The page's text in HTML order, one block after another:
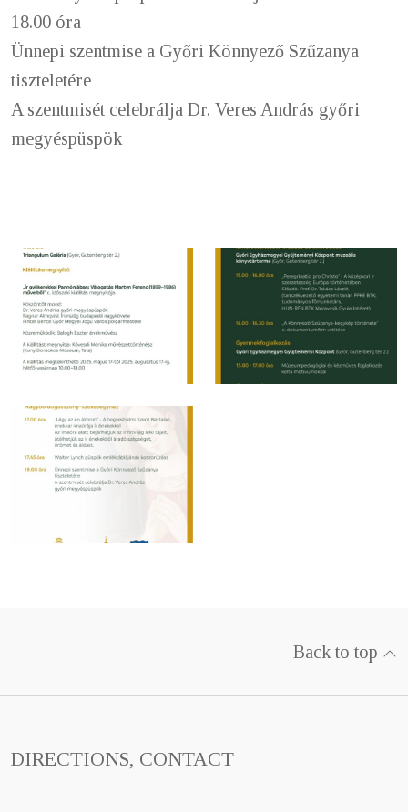
18.00 óra
Ünnepi szentmise a Győri Könnyező Szűzanya
tiszteletére
A szentmisét celebrálja Dr. Veres András győri
megyéspüspök
Back to top
DIRECTIONS, CONTACT